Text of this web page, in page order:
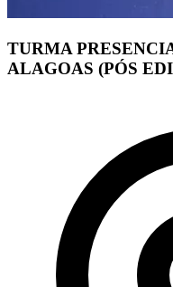
TURMA
ALAGOAS (PÓS